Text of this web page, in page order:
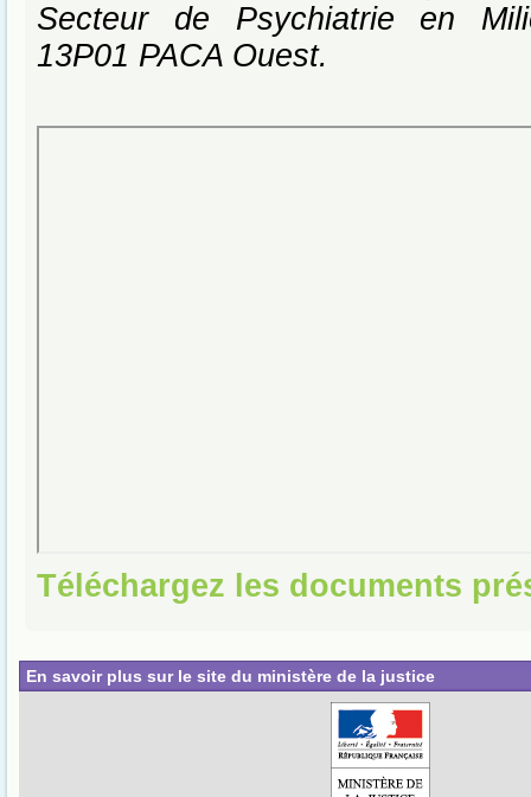
Secteur de Psychiatrie en
13P01 PACA Ouest.
Téléchargez les documents
En savoir plus sur le site du ministère de la justice